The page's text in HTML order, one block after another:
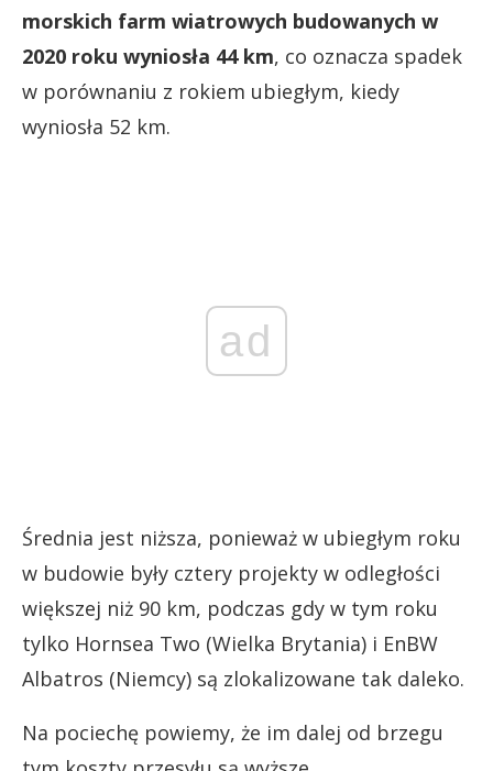
morskich farm wiatrowych budowanych w
2020 roku wyniosła 44 km, co oznacza spadek
w porównaniu z rokiem ubiegłym, kiedy
wyniosła 52 km.
ad
Średnia jest niższa, ponieważ w ubiegłym roku
w budowie były cztery projekty w odległości
większej niż 90 km, podczas gdy w tym roku
tylko Hornsea Two (Wielka Brytania) i EnBW
Albatros (Niemcy) są zlokalizowane tak daleko.
Na pociechę powiemy, że im dalej od brzegu